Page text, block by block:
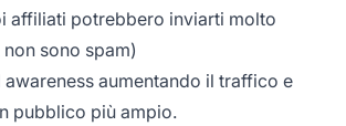
affiliati potrebbero inviarti molto
sono spam)
aumentando il traffico e
pubblico più ampio.